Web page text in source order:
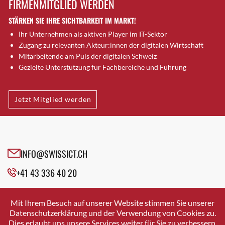
Brugg AG
Brütten
Bubendorf
Bubikon
Buchs (SG)
Bäretswil
Bülach
Cazis
Crissier
Davos Platz
Dierikon
Dietikon
FIRMENMITGLIED WERDEN
STÄRKEN SIE IHRE SICHTBARKEIT IM MARKT!
Ihr Unternehmen als aktiven Player im IT-Sektor
Zugang zu relevanten Akteur:innen der digitalen Wirtschaft
Mitarbeitende am Puls der digitalen Schweiz
Gezielte Unterstützung für Fachbereiche und Führung
Jetzt Mitglied werden
INFO@SWISSICT.CH
+41 43 336 40 20
SWISSICT
VULKANSTRASSE 120
8048 ZURICH
Mit Ihrem Besuch auf unserer Website stimmen Sie unserer
Datenschutzerklärung und der Verwendung von Cookies zu.
Dies erlaubt uns unsere Services weiter für Sie zu verbessern.